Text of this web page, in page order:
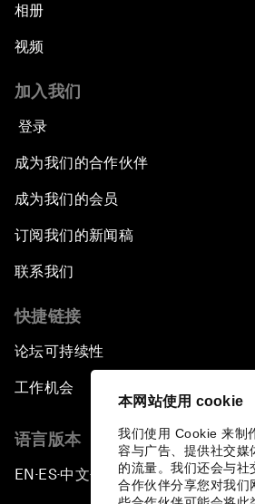
本网站使用 cookie
我们使用 Cookie 来制
容与广告、提供社交媒
的流量。我们还会与社
合作伙伴分享您对我们
相册
视频
加入我们
登录
成为我们的合作伙伴
成为我们的会员
订阅我们的新闻稿
联系我们
快捷链接
论坛可持续性
工作机会
语言版本
EN ▪ES▪中文▪ 日本語